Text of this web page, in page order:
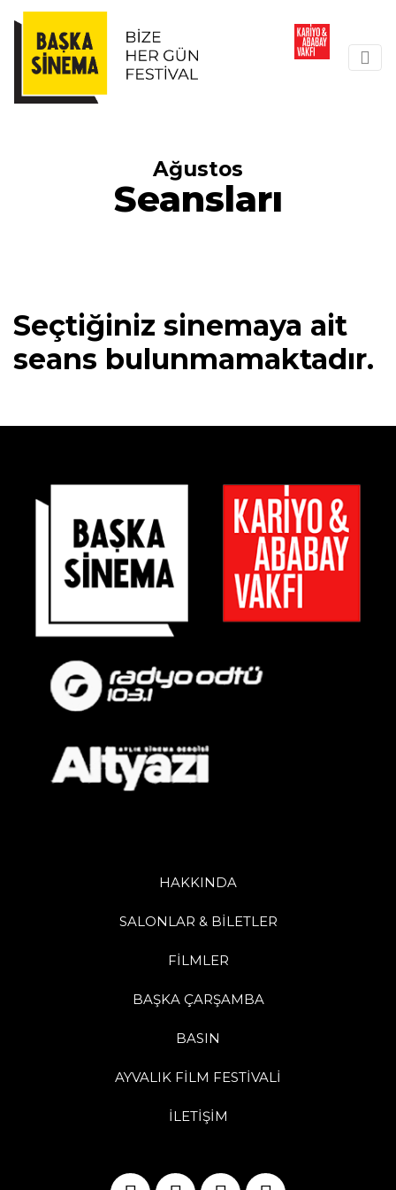
Ağustos
Seansları
Seçtiğiniz sinemaya ait
seans bulunmamaktadır.
HAKKINDA
SALONLAR & BİLETLER
FİLMLER
BAŞKA ÇARŞAMBA
BASIN
AYVALIK FİLM FESTİVALİ
İLETİŞİM